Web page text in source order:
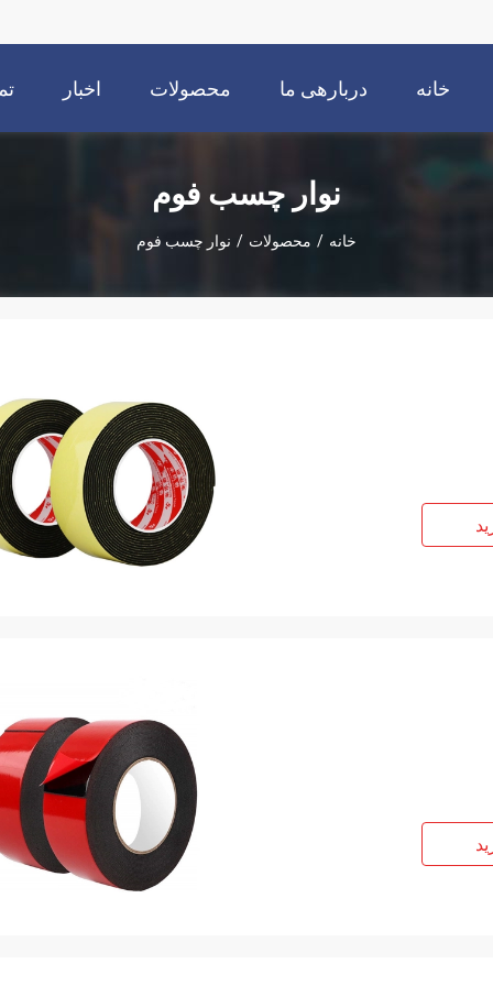
خانه دربارهی ما محصولات اخبار
نوار چسب فوم
خانه / محصولات / نوار چسب فوم